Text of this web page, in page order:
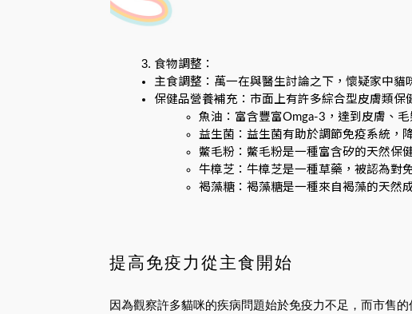
食物調整：
主食調整：萬一在與醫生討論之下，懷疑家中
保健品營養補充：市面上有許多綜合型皮膚類保
魚油：富含豐富Omga-3，達到皮膚、
益生菌：益生菌有助於調節免疫系統，
鱉毛粉：鱉毛粉是一種富含矽的天然保
牛樟芝：牛樟芝是一種草藥，被認為對
褐藻糖：褐藻糖是一種來自褐藻的天然
提高免疫力從主食開始
因為觀察許多貓咪的疾病問題始於免疫力不足，而市售